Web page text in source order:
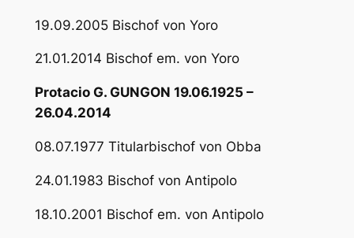
19.09.2005 Bischof von Yoro
21.01.2014 Bischof em. von Yoro
Protacio G. GUNGON 19.06.1925 –
26.04.2014
08.07.1977 Titularbischof von Obba
24.01.1983 Bischof von Antipolo
18.10.2001 Bischof em. von Antipolo